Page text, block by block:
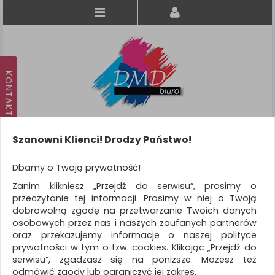
KATEGORIE
WSZYSTKIE KATEGORIE
FILTRY
Więcej
Szanowni Klienci! Drodzy Państwo!
Dbamy o Twoją prywatność!
Zanim klikniesz „Przejdź do serwisu”, prosimy o
przeczytanie tej informacji. Prosimy w niej o Twoją
dobrowolną zgodę na przetwarzanie Twoich danych
osobowych przez nas i naszych zaufanych partnerów
oraz przekazujemy informacje o naszej polityce
prywatności w tym o tzw. cookies. Klikając „Przejdź do
serwisu”, zgadzasz się na poniższe. Możesz też
odmówić zgody lub ograniczyć jej zakres.